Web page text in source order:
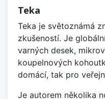
Teka
Teka je světoznámá
zkušeností. Je
varných desek,
koupelnových
domácí, tak pro
Je autorem několika